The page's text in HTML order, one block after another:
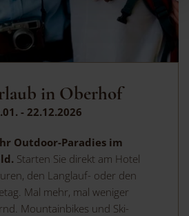
in Oberhof
- 22.12.2026
Outdoor-Paradies im
Starten Sie direkt am Hotel
den Langlauf- oder den
Mal mehr, mal weniger
Mountainbikes und Ski-